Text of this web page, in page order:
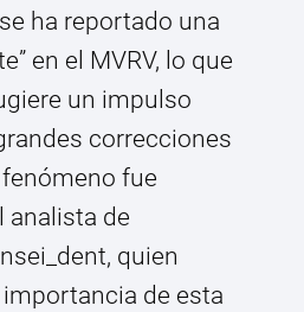
ha reportado una
en el MVRV, lo que
un impulso
correcciones
fue
analista de
quien
de esta